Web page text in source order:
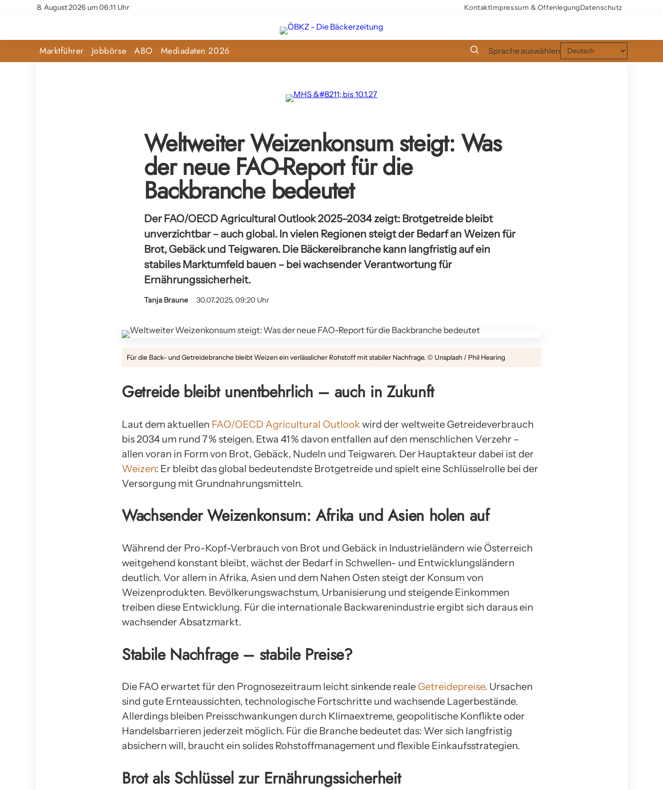
8. August 2026 um 06:11 Uhr KontaktImpressum & OffenlegungDatenschutz
Marktführer Jobbörse ABO Mediadaten 2026 Sprache auswählen
Weltweiter Weizenkonsum steigt: Was
der neue FAO-Report für die
Backbranche bedeutet
Der FAO/OECD Agricultural Outlook 2025–2034 zeigt: Brotgetreide bleibt
unverzichtbar – auch global. In vielen Regionen steigt der Bedarf an Weizen für
Brot, Gebäck und Teigwaren. Die Bäckereibranche kann langfristig auf ein
stabiles Marktumfeld bauen – bei wachsender Verantwortung für
Ernährungssicherheit.
Tanja Braune 30.07.2025, 09:20 Uhr
Für die Back- und Getreidebranche bleibt Weizen ein verlässlicher Rohstoff mit stabiler Nachfrage. © Unsplash / Phil Hearing
Getreide bleibt unentbehrlich – auch in Zukunft
Laut dem aktuellen FAO/OECD Agricultural Outlook wird der weltweite Getreideverbrauch
bis 2034 um rund 7 % steigen. Etwa 41 % davon entfallen auf den menschlichen Verzehr –
allen voran in Form von Brot, Gebäck, Nudeln und Teigwaren. Der Hauptakteur dabei ist der
Weizen: Er bleibt das global bedeutendste Brotgetreide und spielt eine Schlüsselrolle bei der
Versorgung mit Grundnahrungsmitteln.
Wachsender Weizenkonsum: Afrika und Asien holen auf
Während der Pro-Kopf-Verbrauch von Brot und Gebäck in Industrieländern wie Österreich
weitgehend konstant bleibt, wächst der Bedarf in Schwellen- und Entwicklungsländern
deutlich. Vor allem in Afrika, Asien und dem Nahen Osten steigt der Konsum von
Weizenprodukten. Bevölkerungswachstum, Urbanisierung und steigende Einkommen
treiben diese Entwicklung. Für die internationale Backwarenindustrie ergibt sich daraus ein
wachsender Absatzmarkt.
Stabile Nachfrage – stabile Preise?
Die FAO erwartet für den Prognosezeitraum leicht sinkende reale Getreidepreise. Ursachen
sind gute Ernteaussichten, technologische Fortschritte und wachsende Lagerbestände.
Allerdings bleiben Preisschwankungen durch Klimaextreme, geopolitische Konflikte oder
Handelsbarrieren jederzeit möglich. Für die Branche bedeutet das: Wer sich langfristig
absichern will, braucht ein solides Rohstoffmanagement und flexible Einkaufsstrategien.
Brot als Schlüssel zur Ernährungssicherheit